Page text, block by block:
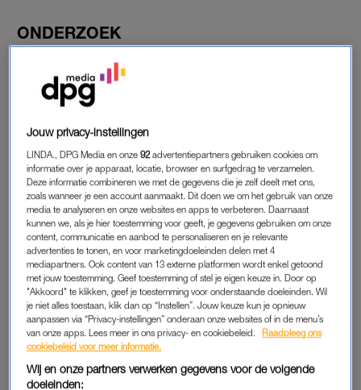
ONDERZOEK
studie toegepaste psychologie een onderzoek naar het gedrag
van mannen rondom mentale problemen. Hij merkte namelijk
praten dan mannen en vrouwen ook vaker in therapie gaan
dan mannen.
“Daardoor wilde ik in het onderwerp duiken. Ik kwam er al
snel achter dat mannen twee keer zo vaak zelfmoord plegen
en dat dit al een aantal decennia zo is. Ook kwam ik erachter
dat mannen minder snel hulp zoeken, en als ze dat doen, dat
dat pas gebeurt als de problemen geëscaleerd zijn.”
RESPONDENTEN
“Om mijn onderzoek af te bakenen wilde ik het richten op
eenzaamheid, stress en depressie heerst onder hen. Ik kon
Jouw privacy-instellingen
LINDA., DPG Media en onze92 advertentiepartners gebruiken cookies om
informatie over je apparaat, locatie, browser en surfgedrag te verzamelen.
Deze informatie combineren we met de gegevens die je zelf deelt met ons,
zoals wanneer je een account aanmaakt. Dit doen we om het gebruik van onze
media te analyseren en onze websites en apps te verbeteren. Daarnaast
kunnen we, als je hier toestemming voor geeft, je gegevens gebruiken om onze
content, communicatie en aanbod te personaliseren en je relevante
advertenties te tonen, en voor marketingdoeleinden delen met 4
mediapartners. Ook content van 13 externe platformen wordt enkel getoond
met jouw toestemming. Geef toestemming of stel je eigen keuze in. Door op
"Akkoord" te klikken, geef je toestemming voor onderstaande doeleinden. Wil
je niet alles toestaan, klik dan op “Instellen”. Jouw keuze kun je opnieuw
aanpassen via “Privacy-instellingen” onderaan onze websites of in de menu’s
van onze apps. Lees meer in ons privacy- en cookiebeleid.
Raadpleeg ons
cookiebeleid voor meer informatie.
Wij en onze partners verwerken gegevens voor de volgende
doeleinden: